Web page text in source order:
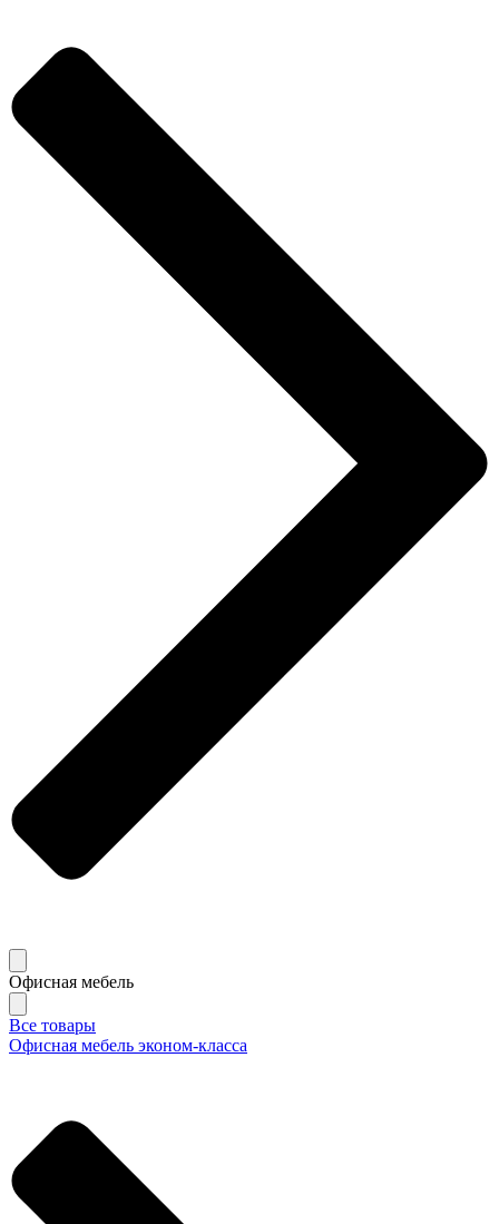
Офисная мебель
Все товары
Офисная мебель эконом-класса